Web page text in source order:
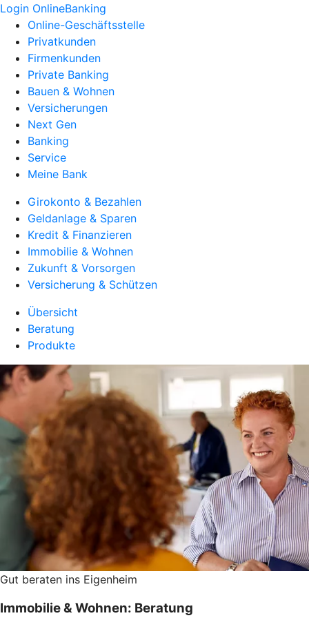
Login OnlineBanking
Online-Geschäftsstelle
Privatkunden
Firmenkunden
Private Banking
Bauen & Wohnen
Versicherungen
Next Gen
Banking
Service
Meine Bank
Girokonto & Bezahlen
Geldanlage & Sparen
Kredit & Finanzieren
Immobilie & Wohnen
Zukunft & Vorsorgen
Versicherung & Schützen
Übersicht
Beratung
Produkte
Gut beraten ins Eigenheim
Immobilie & Wohnen: Beratung